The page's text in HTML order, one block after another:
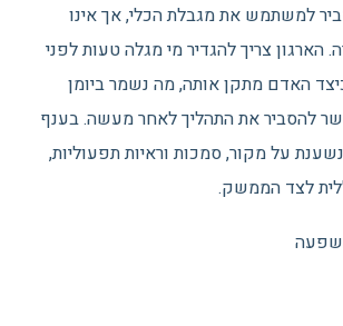
למשתמש את מגבלת הכלי, אך אינו
הארגון צריך להגדיר מי מגלה טעות לפני
האדם מתקן אותה, מה נשמר ביומן
להסביר את התהליך לאחר מעשה. בענף
על מקור, סמכות וראיות תפעוליות,
לצד הממשק.